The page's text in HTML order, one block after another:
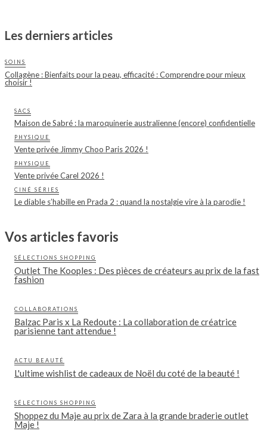
Les derniers articles
SOINS
Collagène : Bienfaits pour la peau, efficacité : Comprendre pour mieux
choisir !
SACS
Maison de Sabré : la maroquinerie australienne (encore) confidentielle
PHYSIQUE
Vente privée Jimmy Choo Paris 2026 !
PHYSIQUE
Vente privée Carel 2026 !
CINÉ SÉRIES
Le diable s’habille en Prada 2 : quand la nostalgie vire à la parodie !
Vos articles favoris
SÉLECTIONS SHOPPING
Outlet The Kooples : Des pièces de créateurs au prix de la fast
fashion
COLLABORATIONS
Balzac Paris x La Redoute : La collaboration de créatrice
parisienne tant attendue !
ACTU BEAUTÉ
L'ultime wishlist de cadeaux de Noël du coté de la beauté !
SÉLECTIONS SHOPPING
Shoppez du Maje au prix de Zara à la grande braderie outlet
Maje !